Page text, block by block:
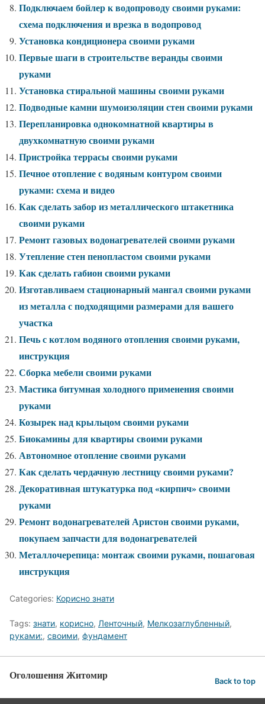
Подключаем бойлер к водопроводу своими руками:
схема подключения и врезка в водопровод
Установка кондиционера своими руками
Первые шаги в строительстве веранды своими
руками
Установка стиральной машины своими руками
Подводные камни шумоизоляции стен своими руками
Перепланировка однокомнатной квартиры в
двухкомнатную своими руками
Пристройка террасы своими руками
Печное отопление с водяным контуром своими
руками: схема и видео
Как сделать забор из металлического штакетника
своими руками
Ремонт газовых водонагревателей своими руками
Утепление стен пенопластом своими руками
Как сделать габион своими руками
Изготавливаем стационарный мангал своими руками
из металла с подходящими размерами для вашего
участка
Печь с котлом водяного отопления своими руками,
инструкция
Сборка мебели своими руками
Мастика битумная холодного применения своими
руками
Козырек над крыльцом своими руками
Биокамины для квартиры своими руками
Автономное отопление своими руками
Как сделать чердачную лестницу своими руками?
Декоративная штукатурка под «кирпич» своими
руками
Ремонт водонагревателей Аристон своими руками,
покупаем запчасти для водонагревателей
Металлочерепица: монтаж своими руками, пошаговая
инструкция
Categories: Корисно знати
Tags: знати, корисно, Ленточный, Мелкозаглубленный,
руками:, своими, фундамент
Оголошення Житомир Back to top